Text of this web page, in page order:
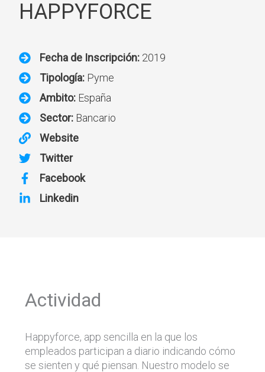
HAPPYFORCE
Fecha de Inscripción:2019
Tipología:Pyme
Ambito:España
Sector:Bancario
Website
Twitter
Facebook
Linkedin
Actividad
Happyforce, app sencilla en la que los
empleados participan a diario indicando cómo
se sienten y qué piensan. Nuestro modelo se